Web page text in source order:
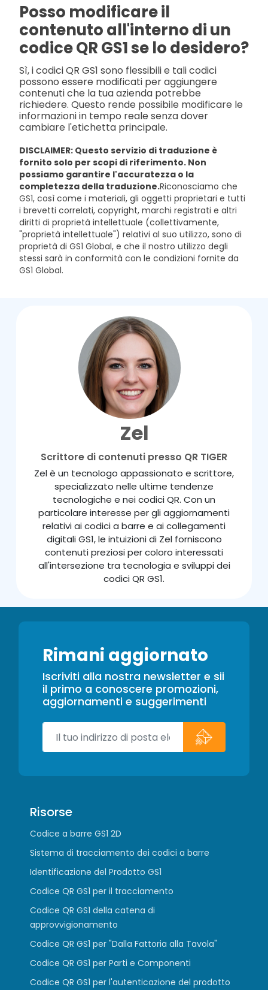
Posso modificare il
contenuto all'interno di un
codice QR GS1 se lo desidero?
Sì, i codici QR GS1 sono flessibili e tali codici
possono essere modificati per aggiungere
contenuti che la tua azienda potrebbe
richiedere. Questo rende possibile modificare le
informazioni in tempo reale senza dover
cambiare l'etichetta principale.
DISCLAIMER: Questo servizio di traduzione è
fornito solo per scopi di riferimento. Non
possiamo garantire l'accuratezza o la
completezza della traduzione.Riconosciamo che
GS1, così come i materiali, gli oggetti proprietari e tutti
i brevetti correlati, copyright, marchi registrati e altri
diritti di proprietà intellettuale (collettivamente,
"proprietà intellettuale") relativi al suo utilizzo, sono di
proprietà di GS1 Global, e che il nostro utilizzo degli
stessi sarà in conformità con le condizioni fornite da
GS1 Global.
Zel
Scrittore di contenuti presso QR TIGER
Zel è un tecnologo appassionato e scrittore,
specializzato nelle ultime tendenze
tecnologiche e nei codici QR. Con un
particolare interesse per gli aggiornamenti
relativi ai codici a barre e ai collegamenti
digitali GS1, le intuizioni di Zel forniscono
contenuti preziosi per coloro interessati
all'intersezione tra tecnologia e sviluppi dei
codici QR GS1.
Rimani aggiornato
Iscriviti alla nostra newsletter e sii
il primo a conoscere promozioni,
aggiornamenti e suggerimenti
Risorse
Codice a barre GS1 2D
Sistema di tracciamento dei codici a barre
Identificazione del Prodotto GS1
Codice QR GS1 per il tracciamento
Codice QR GS1 della catena di
approvvigionamento
Codice QR GS1 per "Dalla Fattoria alla Tavola"
Codice QR GS1 per Parti e Componenti
Codice QR GS1 per l'autenticazione del prodotto